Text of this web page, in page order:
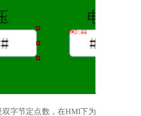
字节定点数，在HMI下为